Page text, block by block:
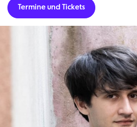
Termine und Tickets